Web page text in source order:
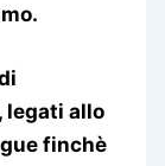
legati allo
finchè